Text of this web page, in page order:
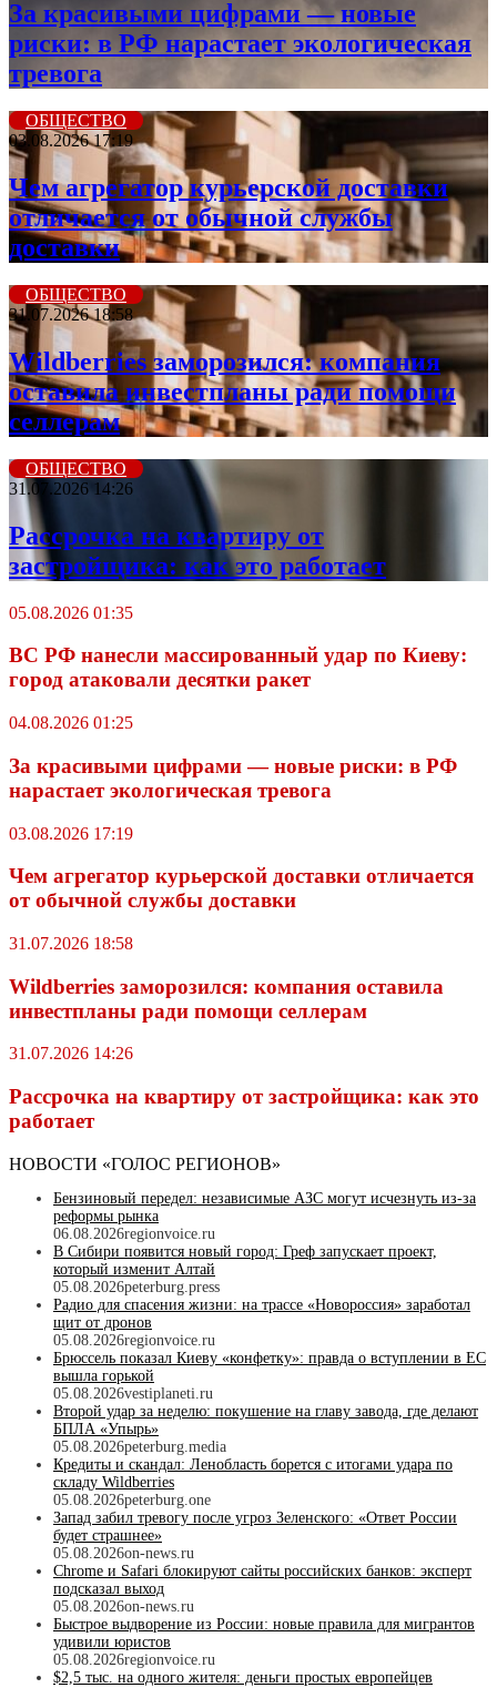
За красивыми цифрами — новые
риски: в РФ нарастает экологическая
тревога
ОБЩЕСТВО
03.08.2026 17:19
Чем агрегатор курьерской доставки
отличается от обычной службы
доставки
ОБЩЕСТВО
31.07.2026 18:58
Wildberriеs заморозился: компания
оставила инвестпланы ради помощи
селлерам
ОБЩЕСТВО
31.07.2026 14:26
Рассрочка на квартиру от
застройщика: как это работает
05.08.2026 01:35
ВС РФ нанесли массированный удар по Киеву:
город атаковали десятки ракет
04.08.2026 01:25
За красивыми цифрами — новые риски: в РФ
нарастает экологическая тревога
03.08.2026 17:19
Чем агрегатор курьерской доставки отличается
от обычной службы доставки
31.07.2026 18:58
Wildberriеs заморозился: компания оставила
инвестпланы ради помощи селлерам
31.07.2026 14:26
Рассрочка на квартиру от застройщика: как это
работает
НОВОСТИ «ГОЛОС РЕГИОНОВ»
Бензиновый передел: независимые АЗС могут исчезнуть из-за
реформы рынка
06.08.2026regionvoice.ru
В Сибири появится новый город: Греф запускает проект,
который изменит Алтай
05.08.2026peterburg.press
Радио для спасения жизни: на трассе «Новороссия» заработал
щит от дронов
05.08.2026regionvoice.ru
Брюссель показал Киеву «конфетку»: правда о вступлении в ЕС
вышла горькой
05.08.2026vestiplaneti.ru
Второй удар за неделю: покушение на главу завода, где делают
БПЛА «Упырь»
05.08.2026peterburg.media
Кредиты и скандал: Ленобласть борется с итогами удара по
складу Wildberries
05.08.2026peterburg.one
Запад забил тревогу после угроз Зеленского: «Ответ России
будет страшнее»
05.08.2026on-news.ru
Chrome и Safari блокируют сайты российских банков: эксперт
подсказал выход
05.08.2026on-news.ru
Быстрое выдворение из России: новые правила для мигрантов
удивили юристов
05.08.2026regionvoice.ru
$2,5 тыс. на одного жителя: деньги простых европейцев